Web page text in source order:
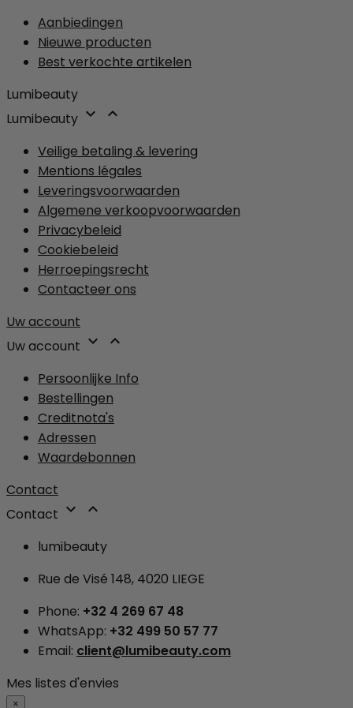
Aanbiedingen
Nieuwe producten
Best verkochte artikelen
Lumibeauty
Lumibeauty  
Veilige betaling & levering
Mentions légales
Leveringsvoorwaarden
Algemene verkoopvoorwaarden
Privacybeleid
Cookiebeleid
Herroepingsrecht
Contacteer ons
Uw account
Uw account  
Persoonlijke Info
Bestellingen
Creditnota's
Adressen
Waardebonnen
Contact
Contact  
lumibeauty
Rue de Visé 148, 4020 LIEGE
Phone: +32 4 269 67 48
WhatsApp: +32 499 50 57 77
Email: client@lumibeauty.com
Mes listes d'envies
×